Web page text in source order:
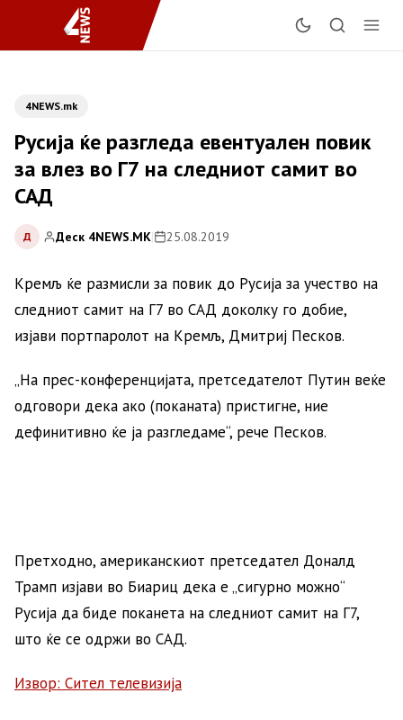
4NEWS.mk
Русија ќе разгледа евентуален повик
за влез во Г7 на следниот самит во
САД
Д Деск 4NEWS.MK| 25.08.2019
Кремљ ќе размисли за повик до Русија за учество на
следниот самит на Г7 во САД доколку го добие,
изјави портпаролот на Кремљ, Дмитриј Песков.
„На прес-конференцијата, претседателот Путин веќе
одговори дека ако (поканата) пристигне, ние
дефинитивно ќе ја разгледаме“, рече Песков.
Претходно, американскиот претседател Доналд
Трамп изјави во Биариц дека е „сигурно можно“
Русија да биде поканета на следниот самит на Г7,
што ќе се одржи во САД.
Извор: Сител телевизија